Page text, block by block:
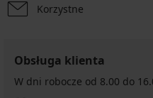
Korzystne
Obsługa klienta
W dni robocze od 8.00 do